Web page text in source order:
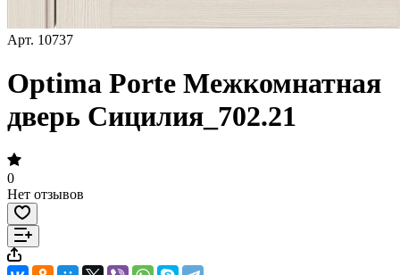
Арт. 10737
Optima Porte Межкомнатная
дверь Сицилия_702.21
0
Нет отзывов